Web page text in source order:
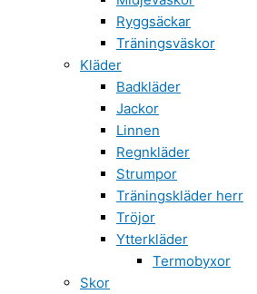
Ryggsäckar
Träningsväskor
Kläder
Badkläder
Jackor
Linnen
Regnkläder
Strumpor
Träningskläder herr
Tröjor
Ytterkläder
Termobyxor
Skor